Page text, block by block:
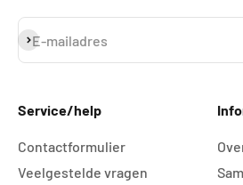
E-mailadres
Abonneren
Service/help
Contactformulier
Veelgestelde vragen